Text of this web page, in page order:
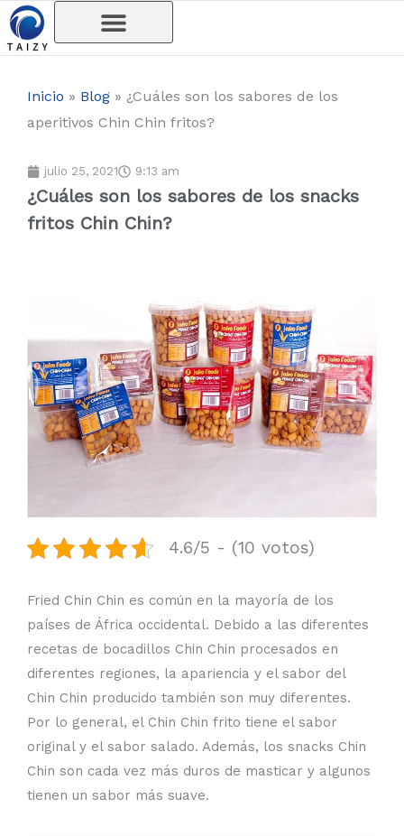
al
Inicio » Blog » ¿Cuáles son los sabores de los
aperitivos Chin Chin fritos?
julio 25, 2021 9:13 am
¿Cuáles son los sabores de los snacks
fritos Chin Chin?
4.6/5 - (10 votos)
Fried Chin Chin es común en la mayoría de los
países de África occidental. Debido a las diferentes
recetas de bocadillos Chin Chin procesados ​​en
diferentes regiones, la apariencia y el sabor del
Chin Chin producido también son muy diferentes.
Por lo general, el Chin Chin frito tiene el sabor
original y el sabor salado. Además, los snacks Chin
Chin son cada vez más duros de masticar y algunos
tienen un sabor más suave.